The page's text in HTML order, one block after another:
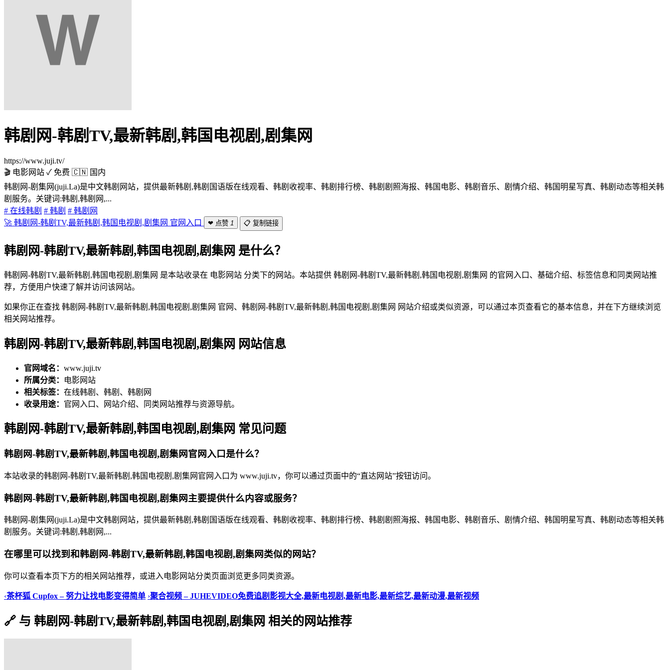
韩剧网-韩剧TV,最新韩剧,韩国电视剧,剧集网
https://www.juji.tv/
🎬 电影网站 ✓ 免费 🇨🇳 国内
韩剧网-剧集网(juji.La)是中文韩剧网站，提供最新韩剧,韩剧国语版在线观看、韩剧收视率、韩剧排行榜、韩剧剧照海报、韩国电影、韩剧音乐、剧情介绍、韩国明星写真、韩剧动态等相关韩
剧服务。关键词:韩剧,韩剧网,...
# 在线韩剧 # 韩剧 # 韩剧网
🚀 韩剧网-韩剧TV,最新韩剧,韩国电视剧,剧集网 官网入口
❤ 点赞 1 📋 复制链接
韩剧网-韩剧TV,最新韩剧,韩国电视剧,剧集网 是什么？
韩剧网-韩剧TV,最新韩剧,韩国电视剧,剧集网 是本站收录在 电影网站 分类下的网站。本站提供 韩剧网-韩剧TV,最新韩剧,韩国电视剧,剧集网 的官网入口、基础介绍、标签信息和同类网站推
荐，方便用户快速了解并访问该网站。
如果你正在查找 韩剧网-韩剧TV,最新韩剧,韩国电视剧,剧集网 官网、韩剧网-韩剧TV,最新韩剧,韩国电视剧,剧集网 网站介绍或类似资源，可以通过本页查看它的基本信息，并在下方继续浏览
相关网站推荐。
韩剧网-韩剧TV,最新韩剧,韩国电视剧,剧集网 网站信息
官网域名： www.juji.tv
所属分类：
电影网站
相关标签： 在线韩剧、韩剧、韩剧网
收录用途： 官网入口、网站介绍、同类网站推荐与资源导航。
韩剧网-韩剧TV,最新韩剧,韩国电视剧,剧集网 常见问题
韩剧网-韩剧TV,最新韩剧,韩国电视剧,剧集网官网入口是什么？
本站收录的韩剧网-韩剧TV,最新韩剧,韩国电视剧,剧集网官网入口为 www.juji.tv，你可以通过页面中的“直达网站”按钮访问。
韩剧网-韩剧TV,最新韩剧,韩国电视剧,剧集网主要提供什么内容或服务？
韩剧网-剧集网(juji.La)是中文韩剧网站，提供最新韩剧,韩剧国语版在线观看、韩剧收视率、韩剧排行榜、韩剧剧照海报、韩国电影、韩剧音乐、剧情介绍、韩国明星写真、韩剧动态等相关韩
剧服务。关键词:韩剧,韩剧网,...
在哪里可以找到和韩剧网-韩剧TV,最新韩剧,韩国电视剧,剧集网类似的网站？
你可以查看本页下方的相关网站推荐，或进入电影网站分类页面浏览更多同类资源。
‹茶杯狐 Cupfox – 努力让找电影变得简单 ›聚合视频 – JUHEVIDEO免费追剧影视大全,最新电视剧,最新电影,最新综艺,最新动漫,最新视频
🔗 与 韩剧网-韩剧TV,最新韩剧,韩国电视剧,剧集网 相关的网站推荐